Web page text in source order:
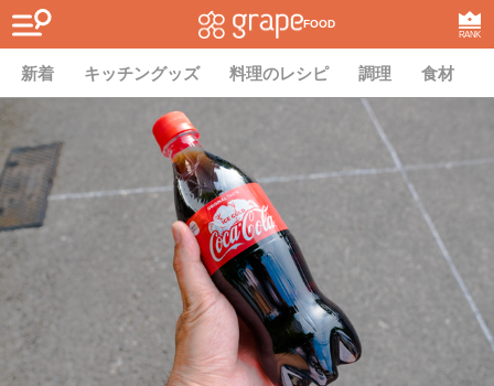
FOOD
RANK
新着 キッチングッズ 料理のレシピ 調理 食材